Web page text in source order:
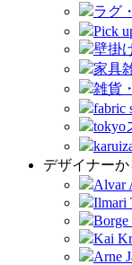
ラグ
Pick
壁掛
家具
雑貨
fabric
tokyo
デザイナー
Alvar
Ilmari
Borge
Kai
Arne